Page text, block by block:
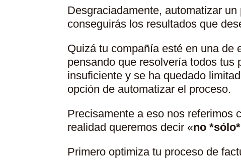
Desgraciadamente, automatizar
conseguirás los resultados que
Quizá tu compañía esté en una de
pensando que resolvería todos tus
insuficiente y se ha quedado
opción de automatizar el proceso.
Precisamente a eso nos referimos
realidad queremos decir «no
Primero optimiza tu proceso de